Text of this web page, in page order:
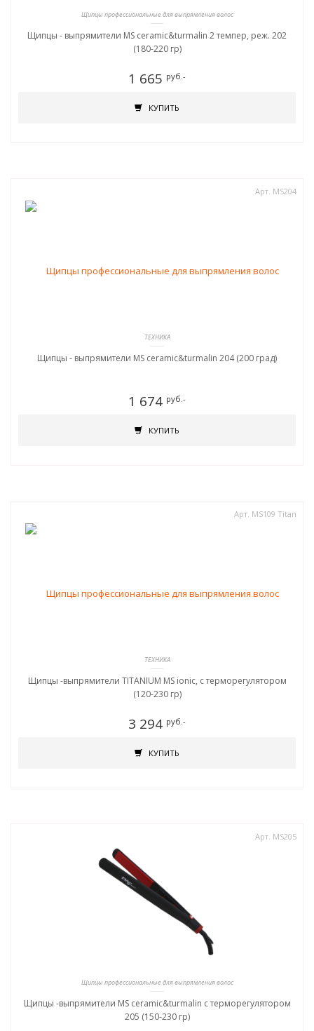
Щипцы профессиональные для выпрямления волос
Щипцы - выпрямители MS ceramic&turmalin 2 темпер, реж. 202
(180-220 гр)
1 665 руб.-
КУПИТЬ
Арт. MS204
ТЕХНИКА
Щипцы - выпрямители MS ceramic&turmalin 204 (200 град)
1 674 руб.-
КУПИТЬ
Арт. MS109 Titan
ТЕХНИКА
Щипцы -выпрямители TITANIUM MS ionic, c терморегулятором
(120-230 гр)
3 294 руб.-
КУПИТЬ
Арт. MS205
Щипцы профессиональные для выпрямления волос
Щипцы -выпрямители MS ceramic&turmalin c терморегулятором
205 (150-230 гр)